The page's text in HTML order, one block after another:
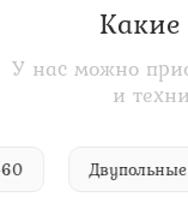
У нас можно
и
ei-60